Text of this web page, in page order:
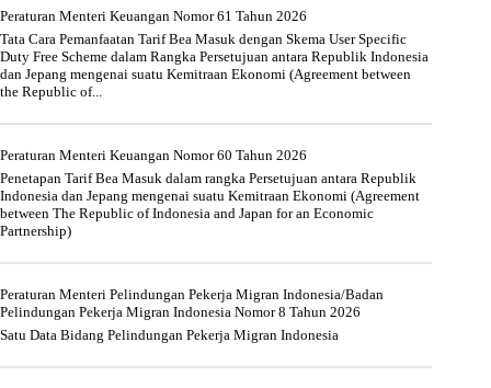
Peraturan Menteri Keuangan Nomor 61 Tahun 2026
Tata Cara Pemanfaatan Tarif Bea Masuk dengan Skema User Specific
Duty Free Scheme dalam Rangka Persetujuan antara Republik Indonesia
dan Jepang mengenai suatu Kemitraan Ekonomi (Agreement between
the Republic of...
Peraturan Menteri Keuangan Nomor 60 Tahun 2026
Penetapan Tarif Bea Masuk dalam rangka Persetujuan antara Republik
Indonesia dan Jepang mengenai suatu Kemitraan Ekonomi (Agreement
between The Republic of Indonesia and Japan for an Economic
Partnership)
Peraturan Menteri Pelindungan Pekerja Migran Indonesia/Badan
Pelindungan Pekerja Migran Indonesia Nomor 8 Tahun 2026
Satu Data Bidang Pelindungan Pekerja Migran Indonesia